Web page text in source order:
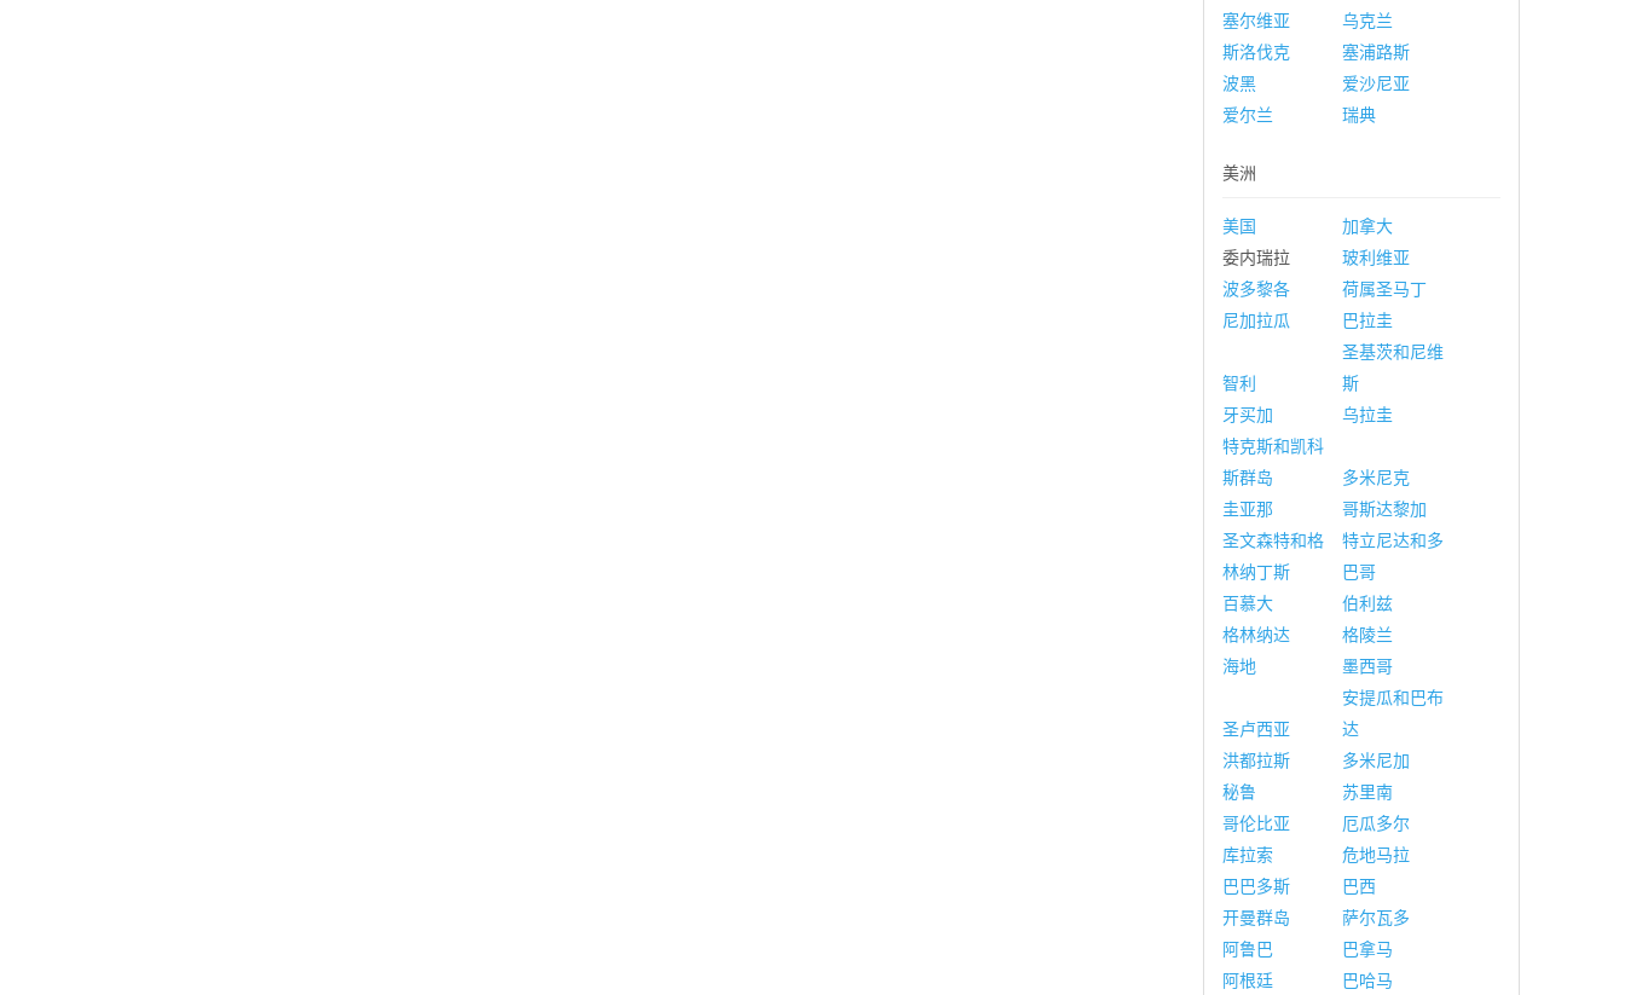
塞尔维亚
乌克兰
斯洛伐克
塞浦路斯
波黑
爱沙尼亚
爱尔兰
瑞典
美洲
美国
加拿大
委内瑞拉
玻利维亚
波多黎各
荷属圣马丁
尼加拉瓜
巴拉圭
智利
圣基茨和尼维
斯
牙买加
乌拉圭
特克斯和凯科
斯群岛
多米尼克
圭亚那
哥斯达黎加
圣文森特和格
林纳丁斯
特立尼达和多
巴哥
百慕大
伯利兹
格林纳达
格陵兰
海地
墨西哥
圣卢西亚
安提瓜和巴布
达
洪都拉斯
多米尼加
秘鲁
苏里南
哥伦比亚
厄瓜多尔
库拉索
危地马拉
巴巴多斯
巴西
开曼群岛
萨尔瓦多
阿鲁巴
巴拿马
阿根廷
巴哈马